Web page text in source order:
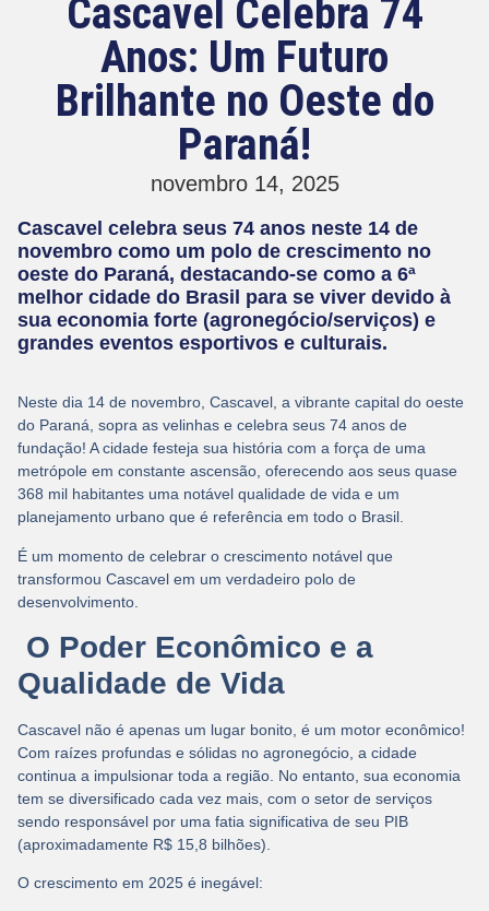
Cascavel Celebra 74
Anos: Um Futuro
Brilhante no Oeste do
Paraná!
novembro 14, 2025
Cascavel celebra seus 74 anos neste 14 de
novembro como um polo de crescimento no
oeste do Paraná, destacando-se como a 6ª
melhor cidade do Brasil para se viver devido à
sua economia forte (agronegócio/serviços) e
grandes eventos esportivos e culturais.
Neste dia 14 de novembro, Cascavel, a vibrante capital do oeste
do Paraná, sopra as velinhas e celebra seus 74 anos de
fundação! A cidade festeja sua história com a força de uma
metrópole em constante ascensão, oferecendo aos seus quase
368 mil habitantes uma notável qualidade de vida e um
planejamento urbano que é referência em todo o Brasil.
É um momento de celebrar o crescimento notável que
transformou Cascavel em um verdadeiro polo de
desenvolvimento.
O Poder Econômico e a
Qualidade de Vida
Cascavel não é apenas um lugar bonito, é um motor econômico!
Com raízes profundas e sólidas no agronegócio , a cidade
continua a impulsionar toda a região. No entanto, sua economia
tem se diversificado cada vez mais, com o setor de serviços
sendo responsável por uma fatia significativa de seu PIB
(aproximadamente R$ 15,8 bilhões).
O crescimento em 2025 é inegável: